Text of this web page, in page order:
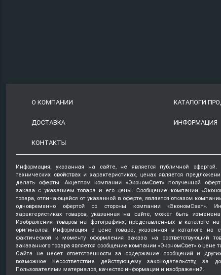
О КОМПАНИИ КАТАЛОГИ
ДОСТАВКА ИНФОРМАЦИЯ
КОНТАКТЫ
Информация, указанная на сайте, не является публичной
технических свойствах и характеристиках, ценах является
делать оферты. Акцептом компании «ЭкономСвет» полученной
заказа с указанием товара и его цены. Сообщение компании
товара, отличающейся от указанной в оферте, является отказом
одновременно офертой со стороны компании «ЭкономСвет».
характеристиках товаров, указанная на сайте, может быть
Изображения товаров на фотографиях, представленных в каталоге на
оригиналов. Информация о цене товара, указанная в каталоге на
фактической к моменту оформления заказа на соответствующий
заказанного товара является сообщение компании «ЭкономСвет» о цене
Сайта не несет ответственности за содержание сообщений и
возможное несоответствие действующему законодательству, за
Пользователями материалов, качество информации и изображений.